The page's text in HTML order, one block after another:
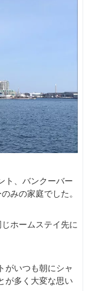
ト、バンクーバー
みの家庭でした。
ホームステイ先に
がいつも朝にシャ
が多く大変な思い